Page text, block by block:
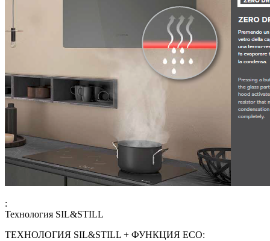
:
Технология SIL&STILL
ТЕХНОЛОГИЯ SIL&STILL + ФУНКЦИЯ ЕСО: